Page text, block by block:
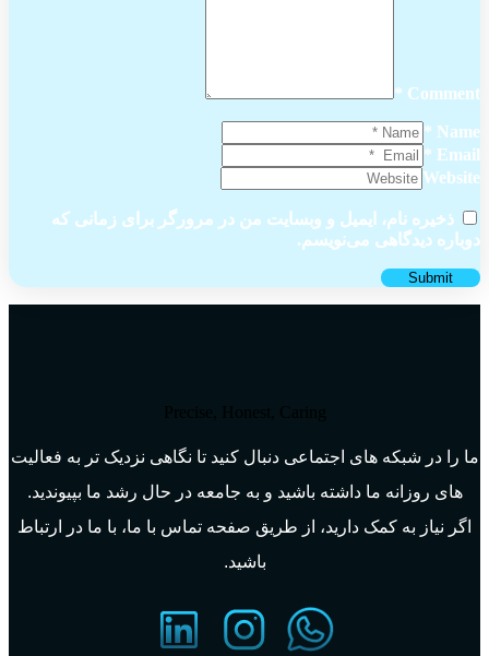
Comment *
Name *
Email *
Website
ذخیره نام، ایمیل و وبسایت من در مرورگر برای زمانی که
دوباره دیدگاهی می‌نویسم.
Submit
ما را در شبکه های اجتماعی دنبال کنید تا نگاهی نزدیک تر به فعالیت
های روزانه ما داشته باشید و به جامعه در حال رشد ما بپیوندید.
اگر نیاز به کمک دارید، از طریق صفحه تماس با ما، با ما در ارتباط
باشید.